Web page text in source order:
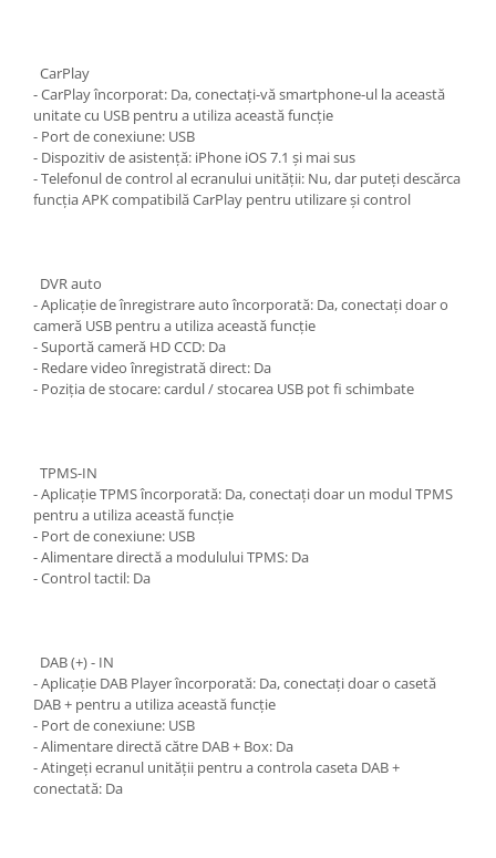
CarPlay
- CarPlay încorporat: Da, conectați-vă smartphone-ul la această
unitate cu USB pentru a utiliza această funcție
- Port de conexiune: USB
- Dispozitiv de asistență: iPhone iOS 7.1 și mai sus
- Telefonul de control al ecranului unității: Nu, dar puteți descărca
funcția APK compatibilă CarPlay pentru utilizare și control
DVR auto
- Aplicație de înregistrare auto încorporată: Da, conectați doar o
cameră USB pentru a utiliza această funcție
- Suportă cameră HD CCD: Da
- Redare video înregistrată direct: Da
- Poziția de stocare: cardul / stocarea USB pot fi schimbate
TPMS-IN
- Aplicație TPMS încorporată: Da, conectați doar un modul TPMS
pentru a utiliza această funcție
- Port de conexiune: USB
- Alimentare directă a modulului TPMS: Da
- Control tactil: Da
DAB (+) - IN
- Aplicație DAB Player încorporată: Da, conectați doar o casetă
DAB + pentru a utiliza această funcție
- Port de conexiune: USB
- Alimentare directă către DAB + Box: Da
- Atingeți ecranul unității pentru a controla caseta DAB +
conectată: Da